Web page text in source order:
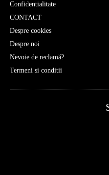
Confidentialitate
CONTACT
Despre cookies
Despre noi
Nevoie de reclamă?
Termeni si conditii